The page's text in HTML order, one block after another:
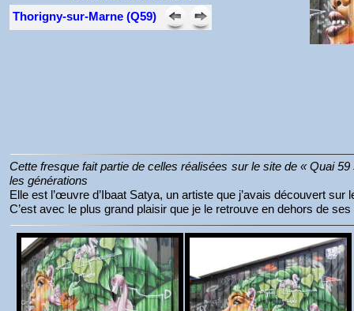
Thorigny-sur-Marne (Q59)
Cette fresque fait partie de celles réalisées sur le site de « Quai
les générations
Elle est l’œuvre d’Ibaat Satya, un artiste que j’avais découvert
C’est avec le plus grand plaisir que je le retrouve en dehors de